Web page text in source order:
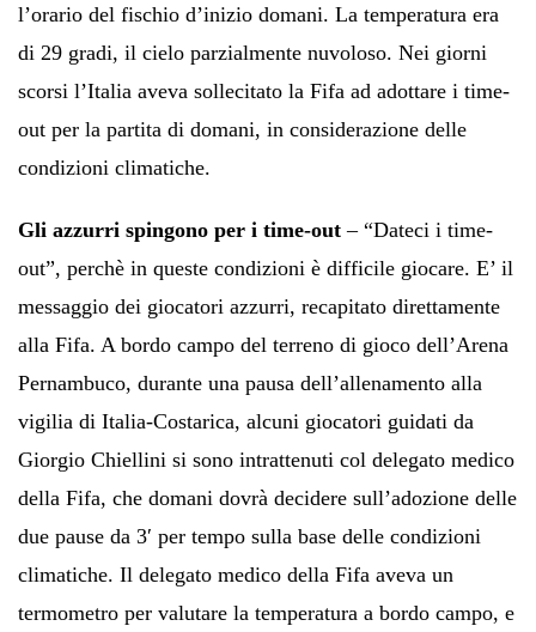
l’orario del fischio d’inizio domani. La temperatura era
di 29 gradi, il cielo parzialmente nuvoloso. Nei giorni
scorsi l’Italia aveva sollecitato la Fifa ad adottare i time-
out per la partita di domani, in considerazione delle
condizioni climatiche.
Gli azzurri spingono per i time-out– “Dateci i time-
out”, perchè in queste condizioni è difficile giocare. E’ il
messaggio dei giocatori azzurri, recapitato direttamente
alla Fifa. A bordo campo del terreno di gioco dell’Arena
Pernambuco, durante una pausa dell’allenamento alla
vigilia di Italia-Costarica, alcuni giocatori guidati da
Giorgio Chiellini si sono intrattenuti col delegato medico
della Fifa, che domani dovrà decidere sull’adozione delle
due pause da 3′ per tempo sulla base delle condizioni
climatiche. Il delegato medico della Fifa aveva un
termometro per valutare la temperatura a bordo campo, e